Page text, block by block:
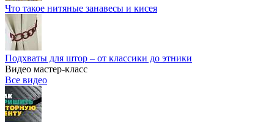
Что такое нитяные занавесы и кисея
Подхваты для штор – от классики до этники
Видео мастер-класс
Все видео